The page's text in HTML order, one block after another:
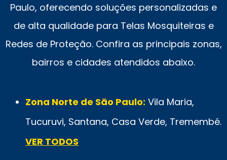
Paulo, oferecendo soluções personalizadas e
de alta qualidade para Telas Mosquiteiras e
Redes de Proteção. Confira as principais zonas,
bairros e cidades atendidos abaixo.
Zona Norte de São Paulo: Vila Maria,
Tucuruvi, Santana, Casa Verde, Tremembé.
VER TODOS